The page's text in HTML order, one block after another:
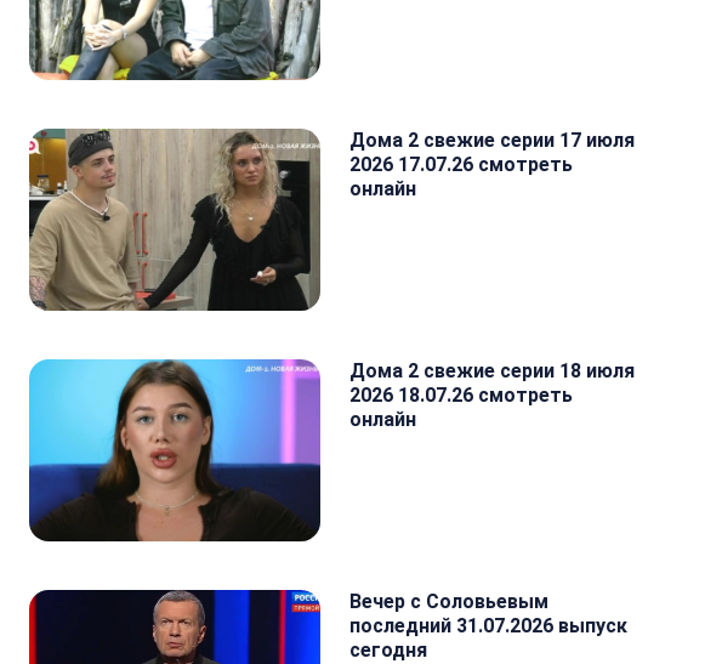
Дома 2 свежие серии 17 июля
2026 17.07.26 смотреть
онлайн
Дома 2 свежие серии 18 июля
2026 18.07.26 смотреть
онлайн
Вечер с Соловьевым
последний 31.07.2026 выпуск
сегодня